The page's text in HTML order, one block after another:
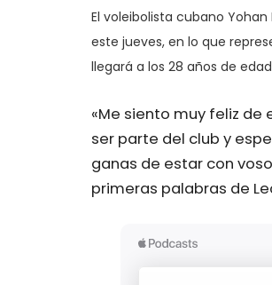
El voleibolista cubano
este jueves, en lo que
llegará a los 28 años de
«Me siento muy feliz de
ser parte del club y
ganas de estar con
primeras palabras de